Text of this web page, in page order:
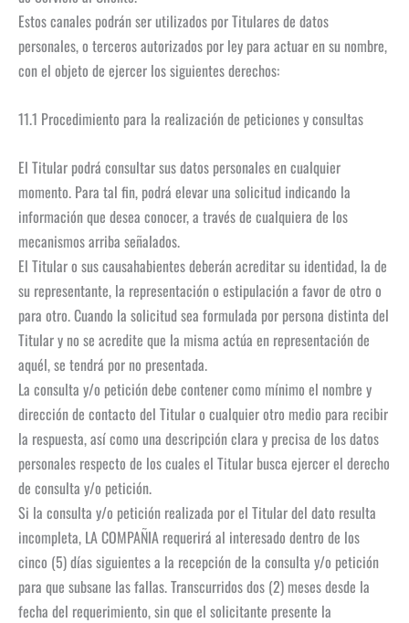
Estos canales podrán ser utilizados por Titulares de datos
personales, o terceros autorizados por ley para actuar en su nombre,
con el objeto de ejercer los siguientes derechos:
11.1 Procedimiento para la realización de peticiones y consultas
El Titular podrá consultar sus datos personales en cualquier
momento. Para tal fin, podrá elevar una solicitud indicando la
información que desea conocer, a través de cualquiera de los
mecanismos arriba señalados.
El Titular o sus causahabientes deberán acreditar su identidad, la de
su representante, la representación o estipulación a favor de otro o
para otro. Cuando la solicitud sea formulada por persona distinta del
Titular y no se acredite que la misma actúa en representación de
aquél, se tendrá por no presentada.
La consulta y/o petición debe contener como mínimo el nombre y
dirección de contacto del Titular o cualquier otro medio para recibir
la respuesta, así como una descripción clara y precisa de los datos
personales respecto de los cuales el Titular busca ejercer el derecho
de consulta y/o petición.
Si la consulta y/o petición realizada por el Titular del dato resulta
incompleta, LA COMPAÑIA requerirá al interesado dentro de los
cinco (5) días siguientes a la recepción de la consulta y/o petición
para que subsane las fallas. Transcurridos dos (2) meses desde la
fecha del requerimiento, sin que el solicitante presente la